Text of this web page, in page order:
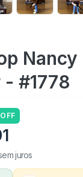
Nancy
#1778
juros